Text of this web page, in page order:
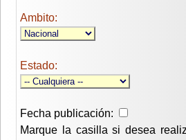
Ambito:
Estado:
Fecha publicación:
Marque la casilla si desea